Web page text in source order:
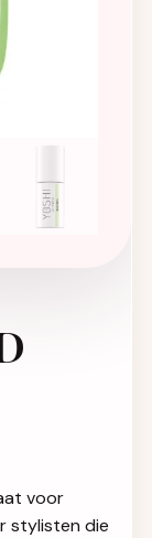
voor
stylisten die